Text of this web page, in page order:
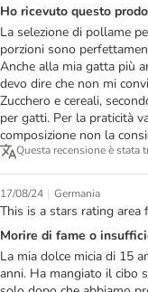
Ho ricevuto questo
La selezione di pollame
porzioni sono
Anche alla mia gatta più
devo dire che non mi
Zucchero e cereali,
per gatti. Per la praticità
composizione non la
Questa recensione è stata
17/08/24 | Germania
This is a stars rating area
Morire di fame o
La mia dolce micia di 15
anni. Ha mangiato il cibo